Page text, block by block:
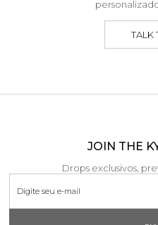
TALK
JOIN THE
Drops exclusivos,